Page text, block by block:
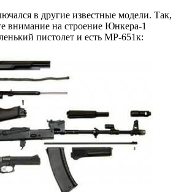
в другие известные модели. Так,
внимание на строение Юнкера-1
пистолет и есть МР-651к: